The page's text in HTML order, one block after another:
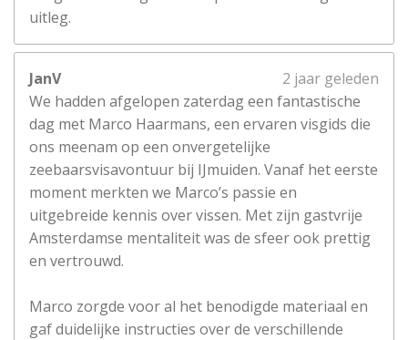
uitleg.
JanV
2 jaar geleden
We hadden afgelopen zaterdag een fantastische
dag met Marco Haarmans, een ervaren visgids die
ons meenam op een onvergetelijke
zeebaarsvisavontuur bij IJmuiden. Vanaf het eerste
moment merkten we Marco’s passie en
uitgebreide kennis over vissen. Met zijn gastvrije
Amsterdamse mentaliteit was de sfeer ook prettig
en vertrouwd.
Marco zorgde voor al het benodigde materiaal en
gaf duidelijke instructies over de verschillende